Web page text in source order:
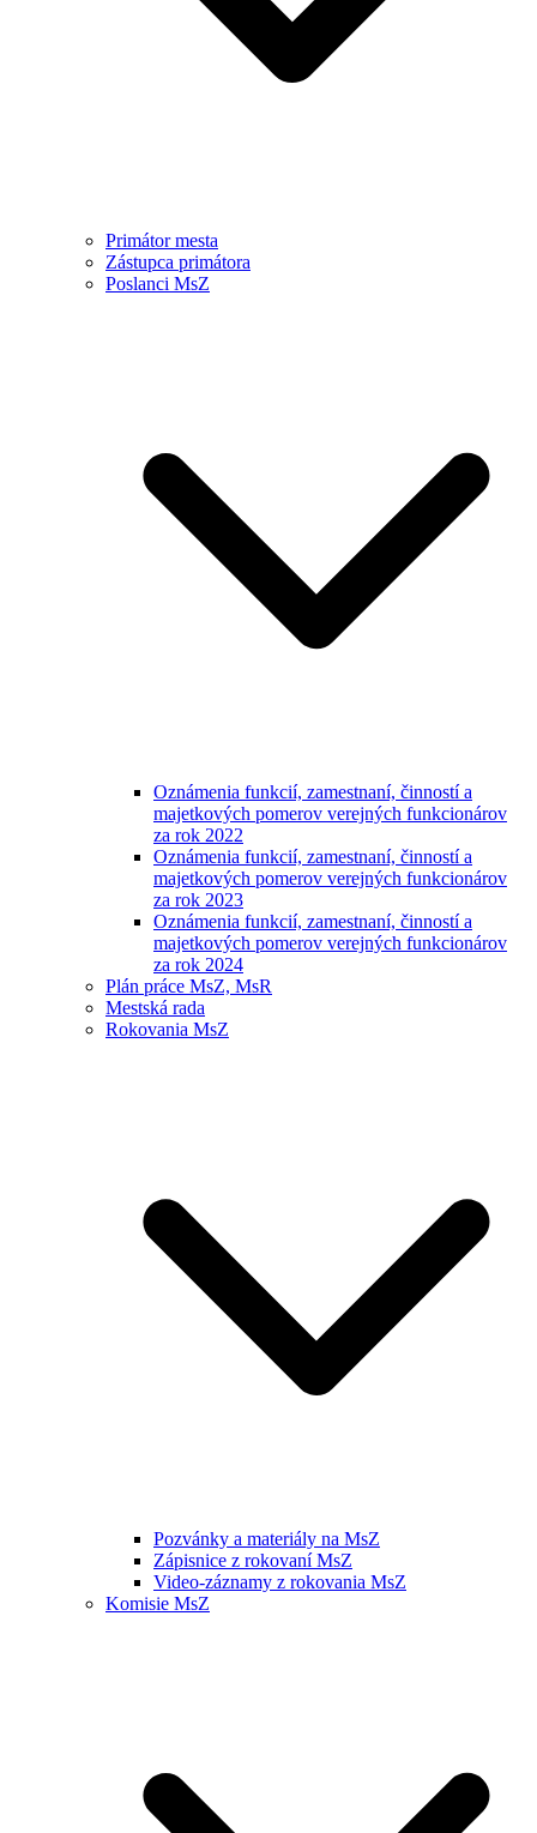
Primátor mesta
Zástupca primátora
Poslanci MsZ
Oznámenia funkcií, zamestnaní, činností a
majetkových pomerov verejných funkcionárov
za rok 2022
Oznámenia funkcií, zamestnaní, činností a
majetkových pomerov verejných funkcionárov
za rok 2023
Oznámenia funkcií, zamestnaní, činností a
majetkových pomerov verejných funkcionárov
za rok 2024
Plán práce MsZ, MsR
Mestská rada
Rokovania MsZ
Pozvánky a materiály na MsZ
Zápisnice z rokovaní MsZ
Video-záznamy z rokovania MsZ
Komisie MsZ